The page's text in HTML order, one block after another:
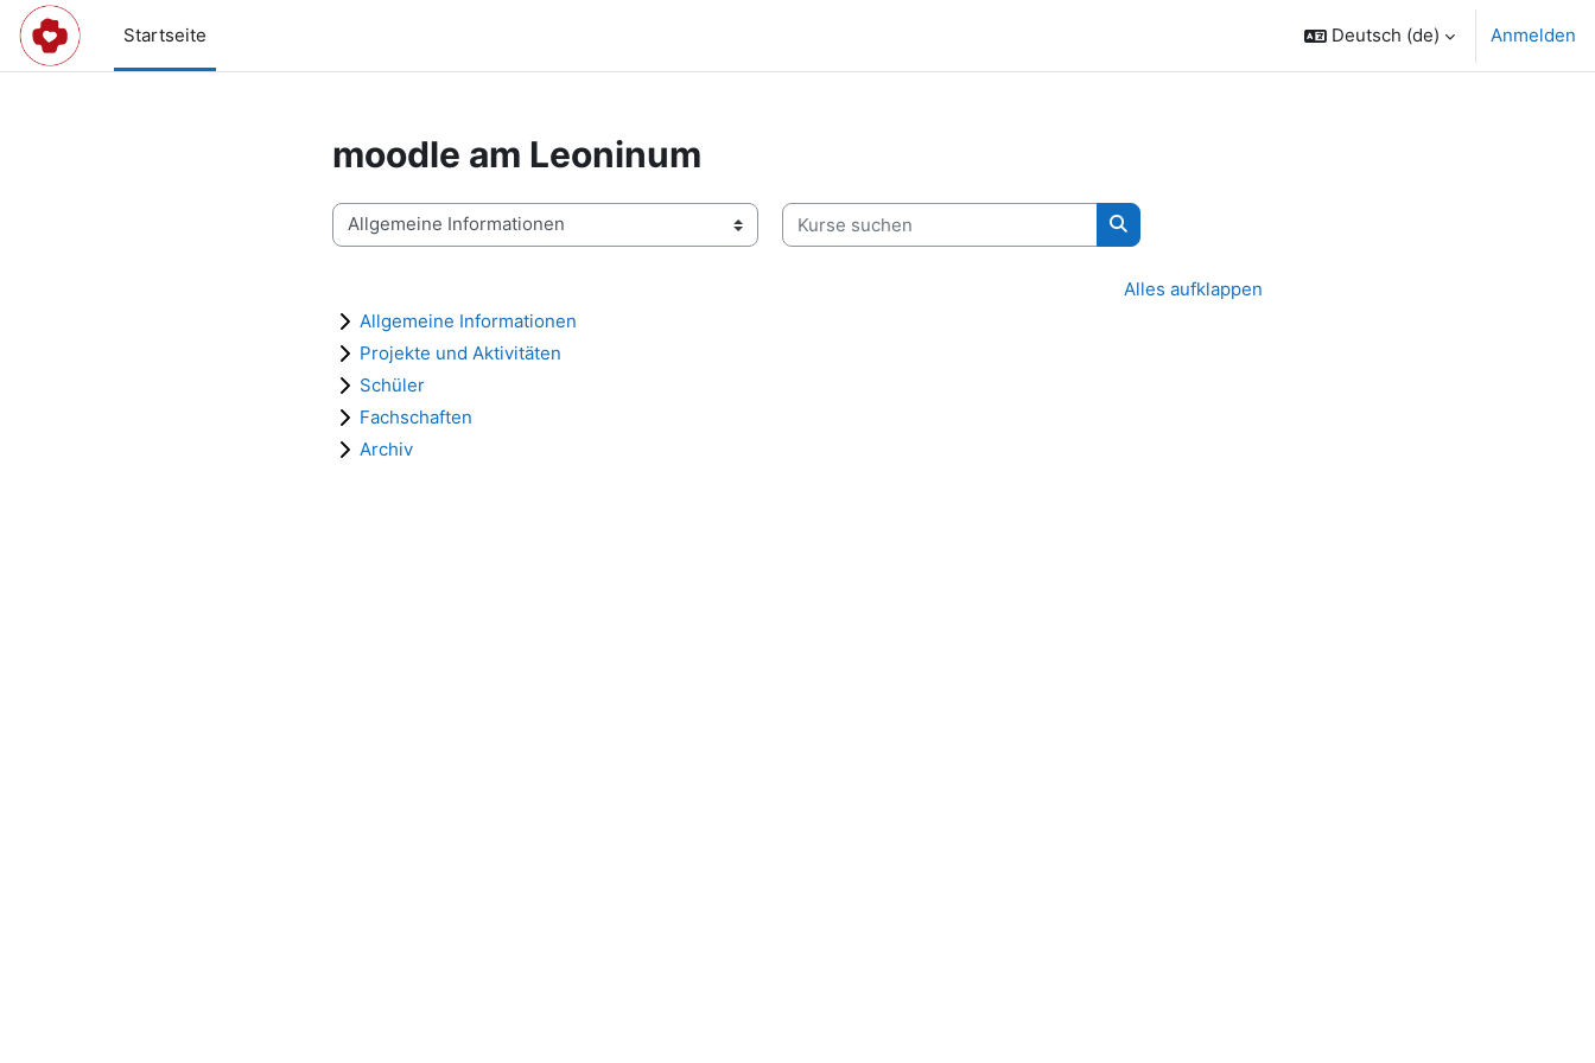
Zum Hauptinhalt
Startseite
Deutsch ‎(de)‎ Anmelden
moodle am Leoninum
Kursbereiche
Kurse suchen
Kurse suchen
Alles aufklappen
Allgemeine Informationen
Projekte und Aktivitäten
Schüler
Fachschaften
Archiv